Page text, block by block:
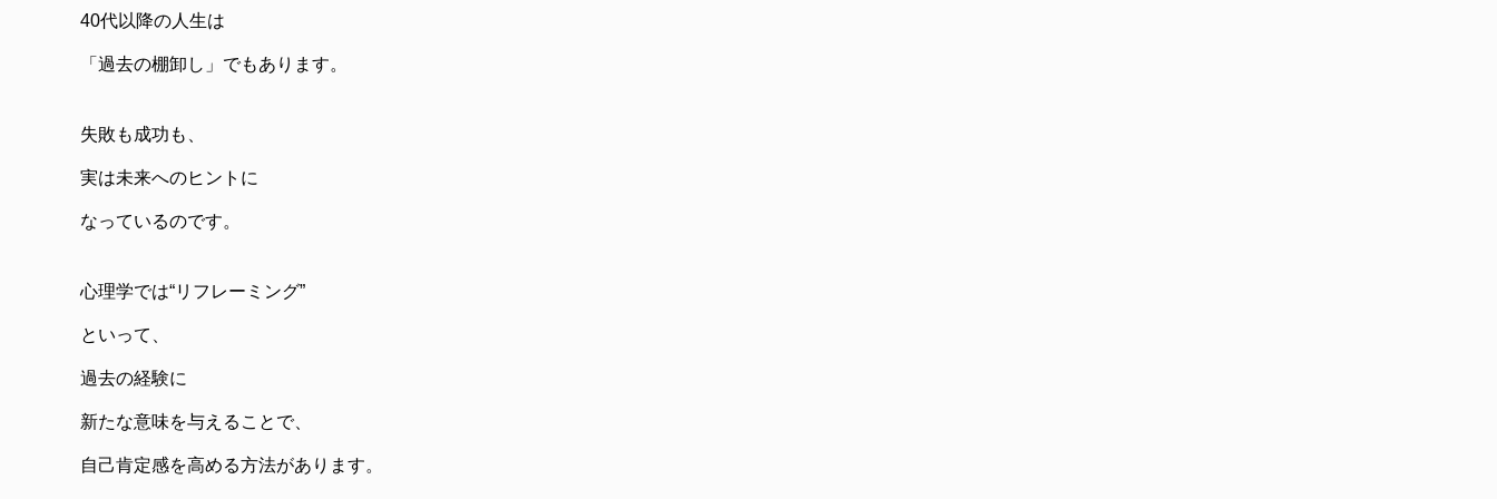
40代以降の人生は
「過去の棚卸し」でもあります。
失敗も成功も、
実は未来へのヒントに
なっているのです。
心理学では“リフレーミング”
といって、
過去の経験に
新たな意味を与えることで、
自己肯定感を高める方法があります。